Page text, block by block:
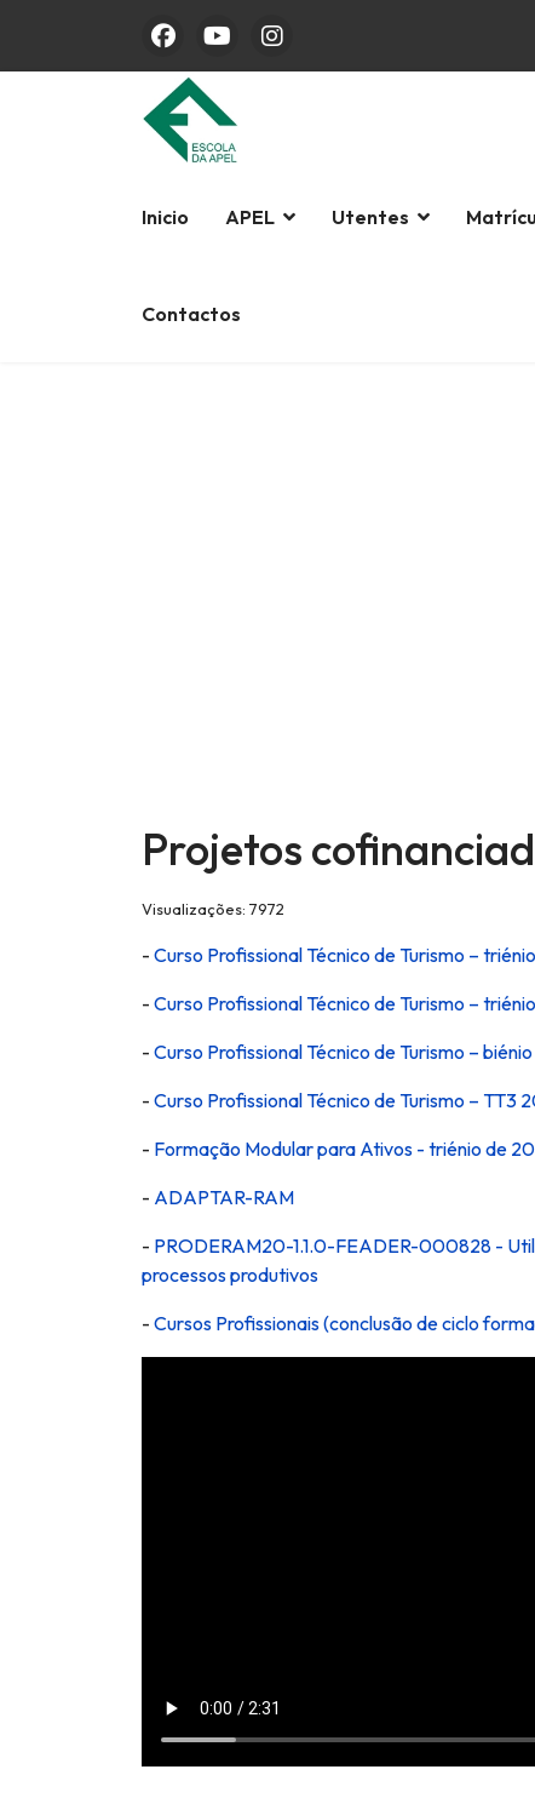
Inicio APEL Utentes
Contactos
Projetos
Visualizações: 7972
- Curso Profissional Técnico de Turismo –
- Curso Profissional Técnico de Turismo –
- Curso Profissional Técnico de Turismo –
- Curso Profissional Técnico de Turismo –
- Formação Modular para Ativos - triénio de
- ADAPTAR-RAM
- PRODERAM20-1.1.0-FEADER-000828 -
processos produtivos
- Cursos Profissionais (conclusão de ciclo